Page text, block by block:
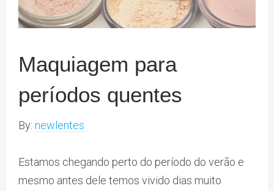
Maquiagem para
períodos quentes
By: newlentes
Estamos chegando perto do período do verão e
mesmo antes dele temos vivido dias muito